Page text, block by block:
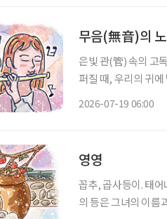
무음(無音)의
은빛 관(管) 속의 고
퍼질 때, 우리의 귀
2026-07-19 06:00
영영
꼽추, 곱사등이. 태어나 처음으로
의 등은 그녀의 이름